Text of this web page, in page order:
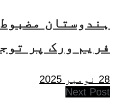
ہندوستان
فریم ورک پر
28 نومبر 2025
Next Post